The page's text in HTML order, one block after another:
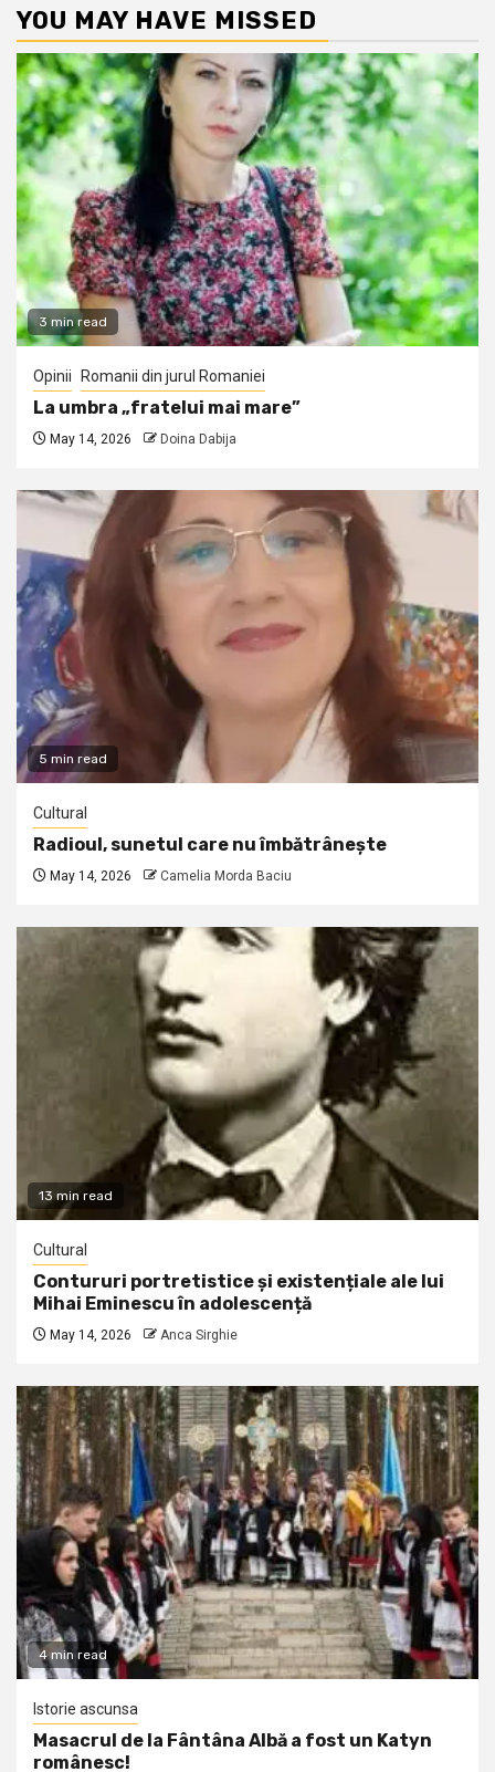
YOU MAY HAVE MISSED
3 min read
Opinii Romanii din jurul Romaniei
La umbra „fratelui mai mare”
May 14, 2026 Doina Dabija
5 min read
Cultural
Radioul, sunetul care nu îmbătrânește
May 14, 2026 Camelia Morda Baciu
13 min read
Cultural
Contururi portretistice și existențiale ale lui
Mihai Eminescu în adolescență
May 14, 2026 Anca Sirghie
4 min read
Istorie ascunsa
Masacrul de la Fântâna Albă a fost un Katyn
românesc!